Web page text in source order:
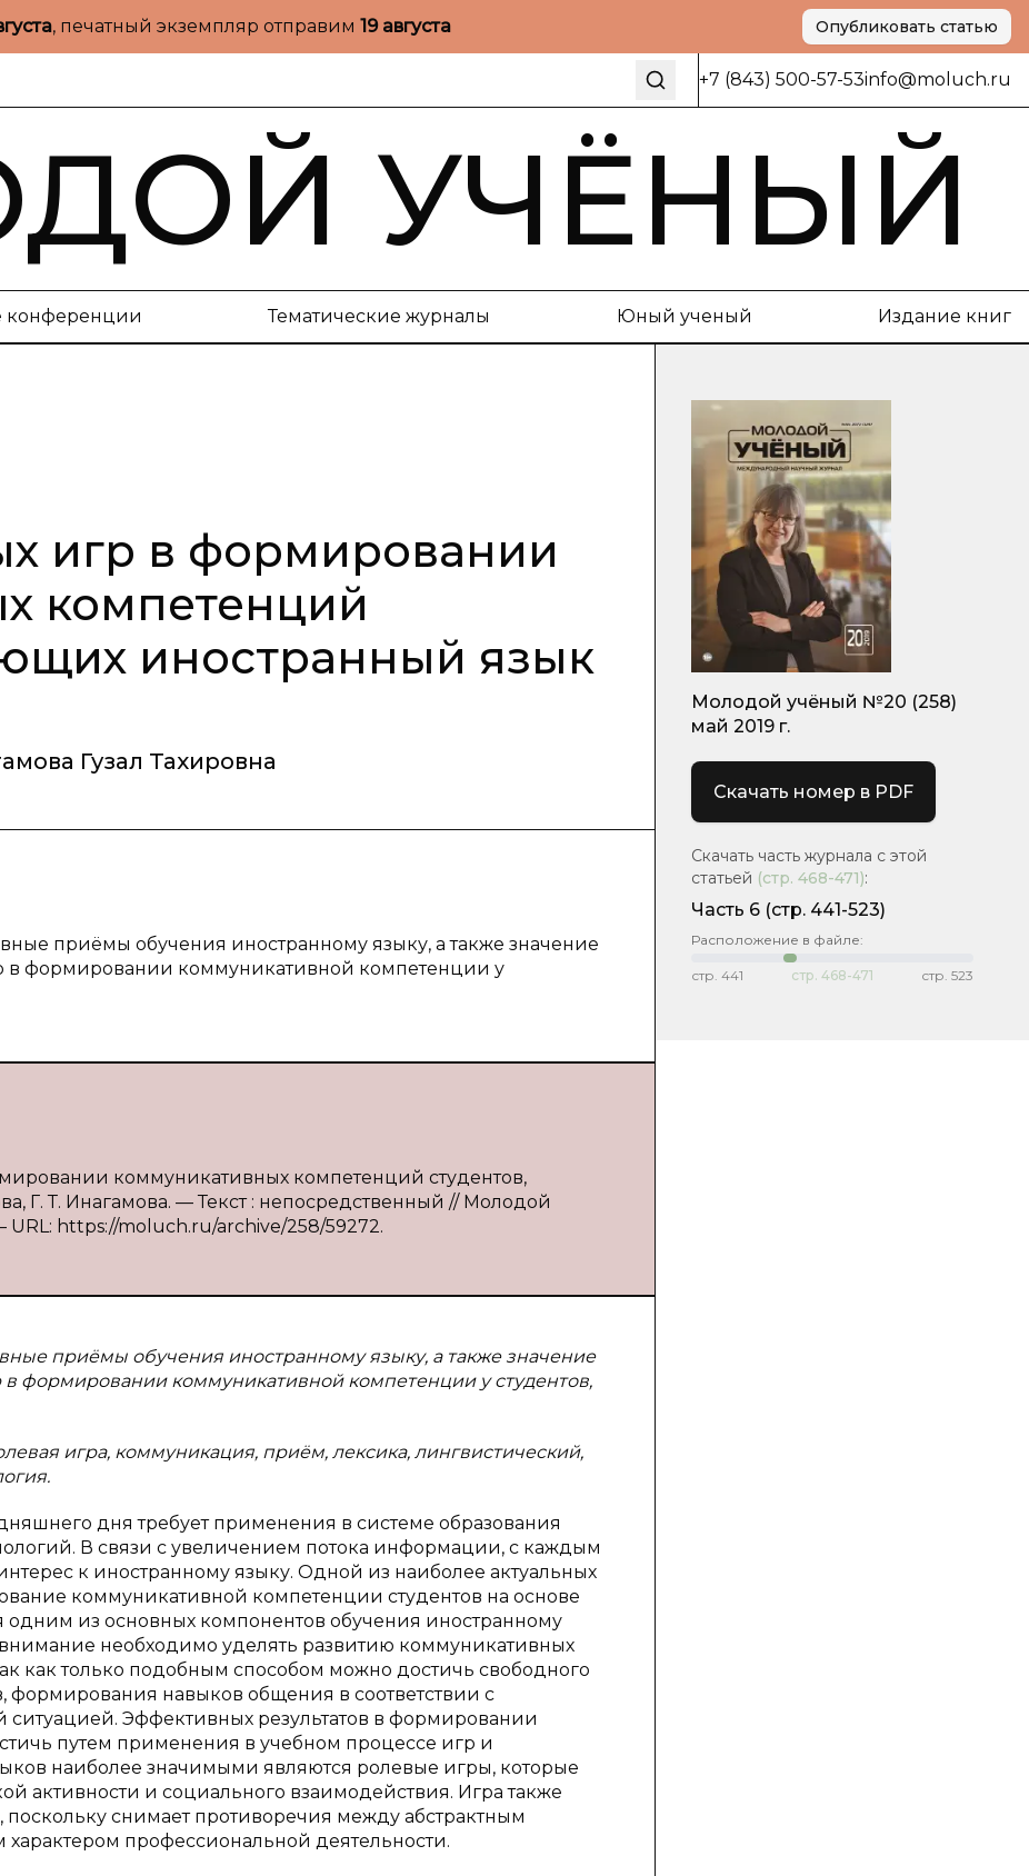
, печатный экземпляр отправим 19 августа Опубликовать статью
+7 (843) 500-57-53info@moluch.ru
УЧЁНЫЙ
Тематические журналы Юный ученый Издание книг
игр в формировании
компетенций
иностранный язык
Гузал Тахировна
приёмы обучения иностранному языку, а также значение
в формировании коммуникативной компетенции у
коммуникативных компетенций студентов,
Г. Т. Инагамова. — Текст : непосредственный // Молодой
https://moluch.ru/archive/258/59272.
приёмы обучения иностранному языку, а также значение
формировании коммуникативной компетенции у студентов,
игра, коммуникация, приём, лексика, лингвистический,
дня требует применения в системе образования
В связи с увеличением потока информации, с каждым
к иностранному языку. Одной из наиболее актуальных
коммуникативной компетенции студентов на основе
одним из основных компонентов обучения иностранному
необходимо уделять развитию коммуникативных
как только подобным способом можно достичь свободного
формирования навыков общения в соответствии с
ситуацией. Эффективных результатов в формировании
путем применения в учебном процессе игр и
наиболее значимыми являются ролевые игры, которые
активности и социального взаимодействия. Игра также
снимает противоречия между абстрактным
профессиональной деятельности.
Молодой учёный №20 (258)
май 2019 г.
Скачать номер в PDF
Скачать часть журнала с этой
статьей (стр. 468-471):
Часть 6 (стр. 441-523)
Расположение в файле:
стр. 441 стр. 468-471 стр. 523